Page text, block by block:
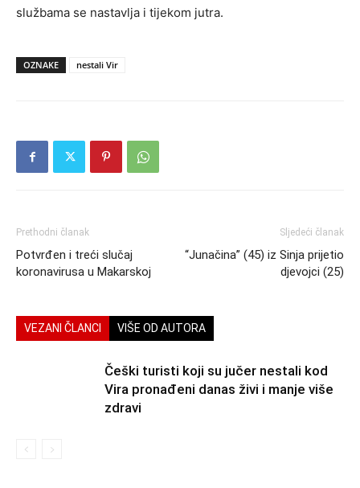
službama se nastavlja i tijekom jutra.
OZNAKE nestali Vir
Prethodni članak
Potvrđen i treći slučaj
koronavirusa u Makarskoj
Sljedeći članak
“Junačina” (45) iz Sinja prijetio
djevojci (25)
VEZANI ČLANCI VIŠE OD AUTORA
Češki turisti koji su jučer nestali kod
Vira pronađeni danas živi i manje više
zdravi